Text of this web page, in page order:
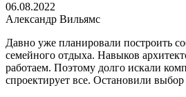
06.08.2022
Александр Вильямс
Давно уже планировали построить
семейного отдыха. Навыков
работаем. Поэтому долго искали
спроектирует все. Остановили